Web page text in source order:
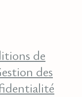
de
des